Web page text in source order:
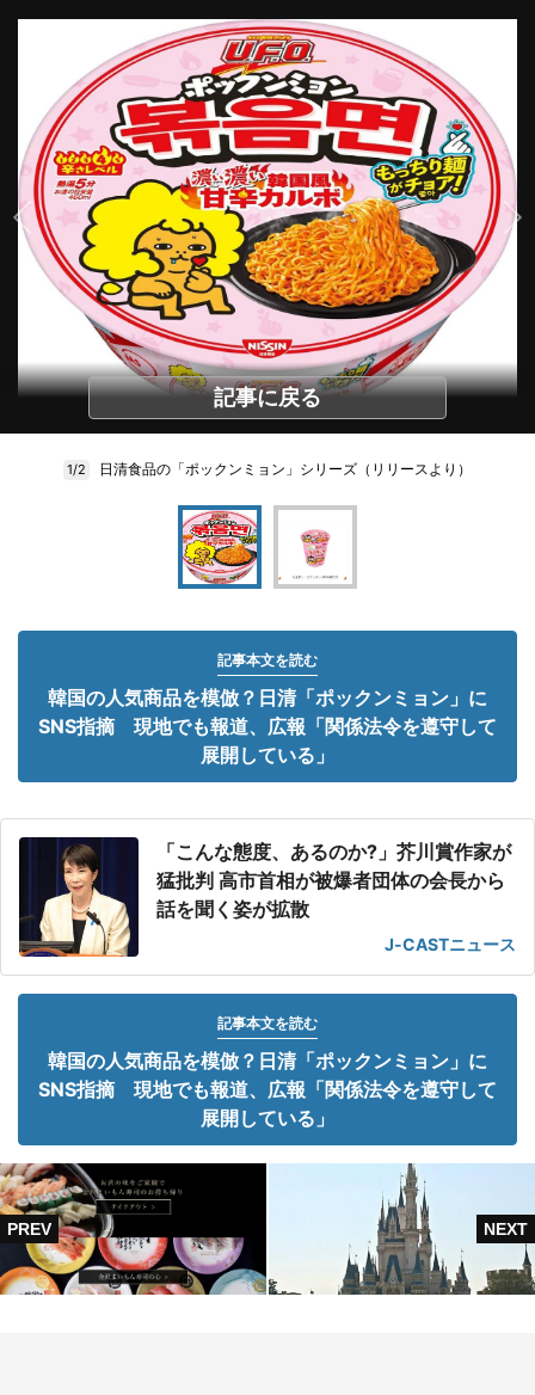
記事に戻る
1/2 日清食品の「ポックンミョン」シリーズ（リリースより）
記事本文を読む
韓国の人気商品を模倣？日清「ポックンミョン」に
SNS指摘 現地でも報道、広報「関係法令を遵守して
展開している」
「こんな態度、あるのか?」芥川賞作家が
猛批判 高市首相が被爆者団体の会長から
話を聞く姿が拡散
J-CASTニュース
記事本文を読む
韓国の人気商品を模倣？日清「ポックンミョン」に
SNS指摘 現地でも報道、広報「関係法令を遵守して
展開している」